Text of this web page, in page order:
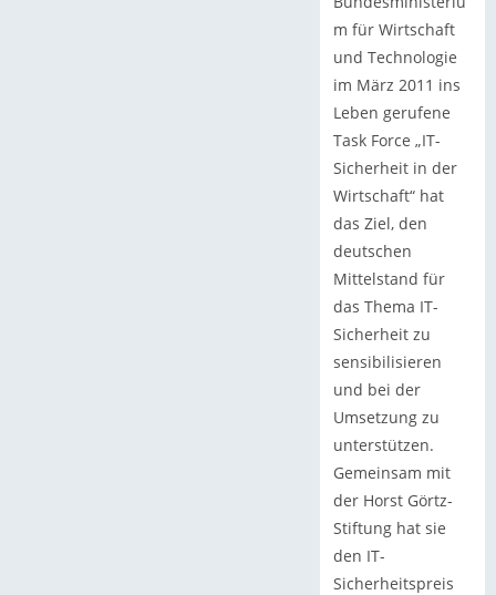
m für Wirtschaft
und Technologie
im März 2011 ins
Leben gerufene
Task Force „IT-
Sicherheit in der
Wirtschaft“ hat
das Ziel, den
deutschen
Mittelstand für
das Thema IT-
Sicherheit zu
sensibilisieren
und bei der
Umsetzung zu
unterstützen.
Gemeinsam mit
der Horst Görtz-
Stiftung hat sie
den IT-
Sicherheitspreis